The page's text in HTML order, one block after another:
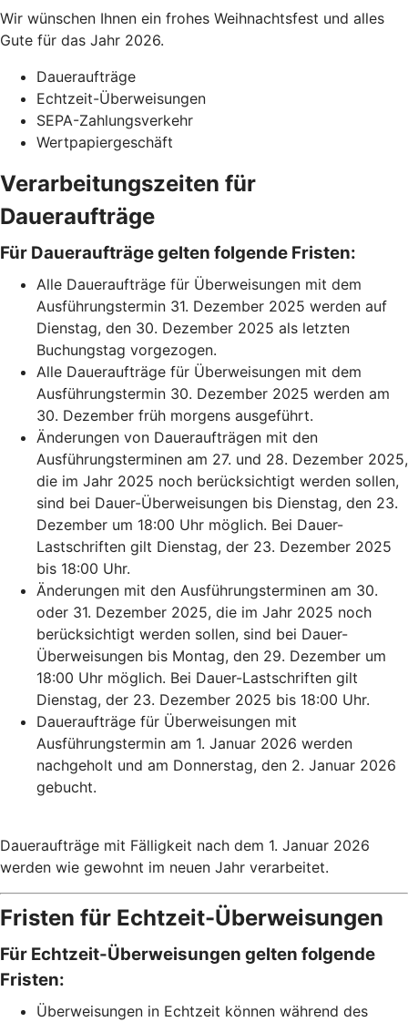
Wir wünschen Ihnen ein frohes Weihnachtsfest und alles
Gute für das Jahr 2026.
Daueraufträge
Echtzeit-Überweisungen
SEPA-Zahlungsverkehr
Wertpapiergeschäft
Verarbeitungszeiten für
Daueraufträge
Für Daueraufträge gelten folgende Fristen:
Alle Daueraufträge für Überweisungen mit dem
Ausführungstermin 31. Dezember 2025 werden auf
Dienstag, den 30. Dezember 2025 als letzten
Buchungstag vorgezogen.
Alle Daueraufträge für Überweisungen mit dem
Ausführungstermin 30. Dezember 2025 werden am
30. Dezember früh morgens ausgeführt.
Änderungen von Daueraufträgen mit den
Ausführungsterminen am 27. und 28. Dezember 2025,
die im Jahr 2025 noch berücksichtigt werden sollen,
sind bei Dauer-Überweisungen bis Dienstag, den 23.
Dezember um 18:00 Uhr möglich. Bei Dauer-
Lastschriften gilt Dienstag, der 23. Dezember 2025
bis 18:00 Uhr.
Änderungen mit den Ausführungsterminen am 30.
oder 31. Dezember 2025, die im Jahr 2025 noch
berücksichtigt werden sollen, sind bei Dauer-
Überweisungen bis Montag, den 29. Dezember um
18:00 Uhr möglich. Bei Dauer-Lastschriften gilt
Dienstag, der 23. Dezember 2025 bis 18:00 Uhr.
Daueraufträge für Überweisungen mit
Ausführungstermin am 1. Januar 2026 werden
nachgeholt und am Donnerstag, den 2. Januar 2026
gebucht.
Daueraufträge mit Fälligkeit nach dem 1. Januar 2026
werden wie gewohnt im neuen Jahr verarbeitet.
Fristen für Echtzeit-Überweisungen
Für Echtzeit-Überweisungen gelten folgende
Fristen:
Überweisungen in Echtzeit können während des